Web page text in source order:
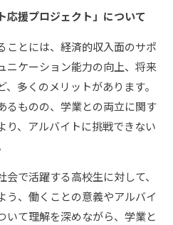
応援プロジェクト」について
とには、経済的収入面のサポ
ニケーション能力の向上、将来
多くのメリットがあります。
るものの、学業との両立に関す
り、アルバイトに挑戦できない
で活躍する高校生に対して、
う、働くことの意義やアルバイ
いて理解を深めながら、学業と